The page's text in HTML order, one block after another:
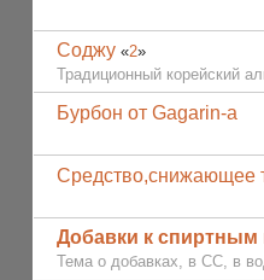
Соджу «2»
Традиционный корейский
Бурбон от Gagarin-a
Средство,снижающее
Добавки к спиртным
Тема о добавках, в СС, в